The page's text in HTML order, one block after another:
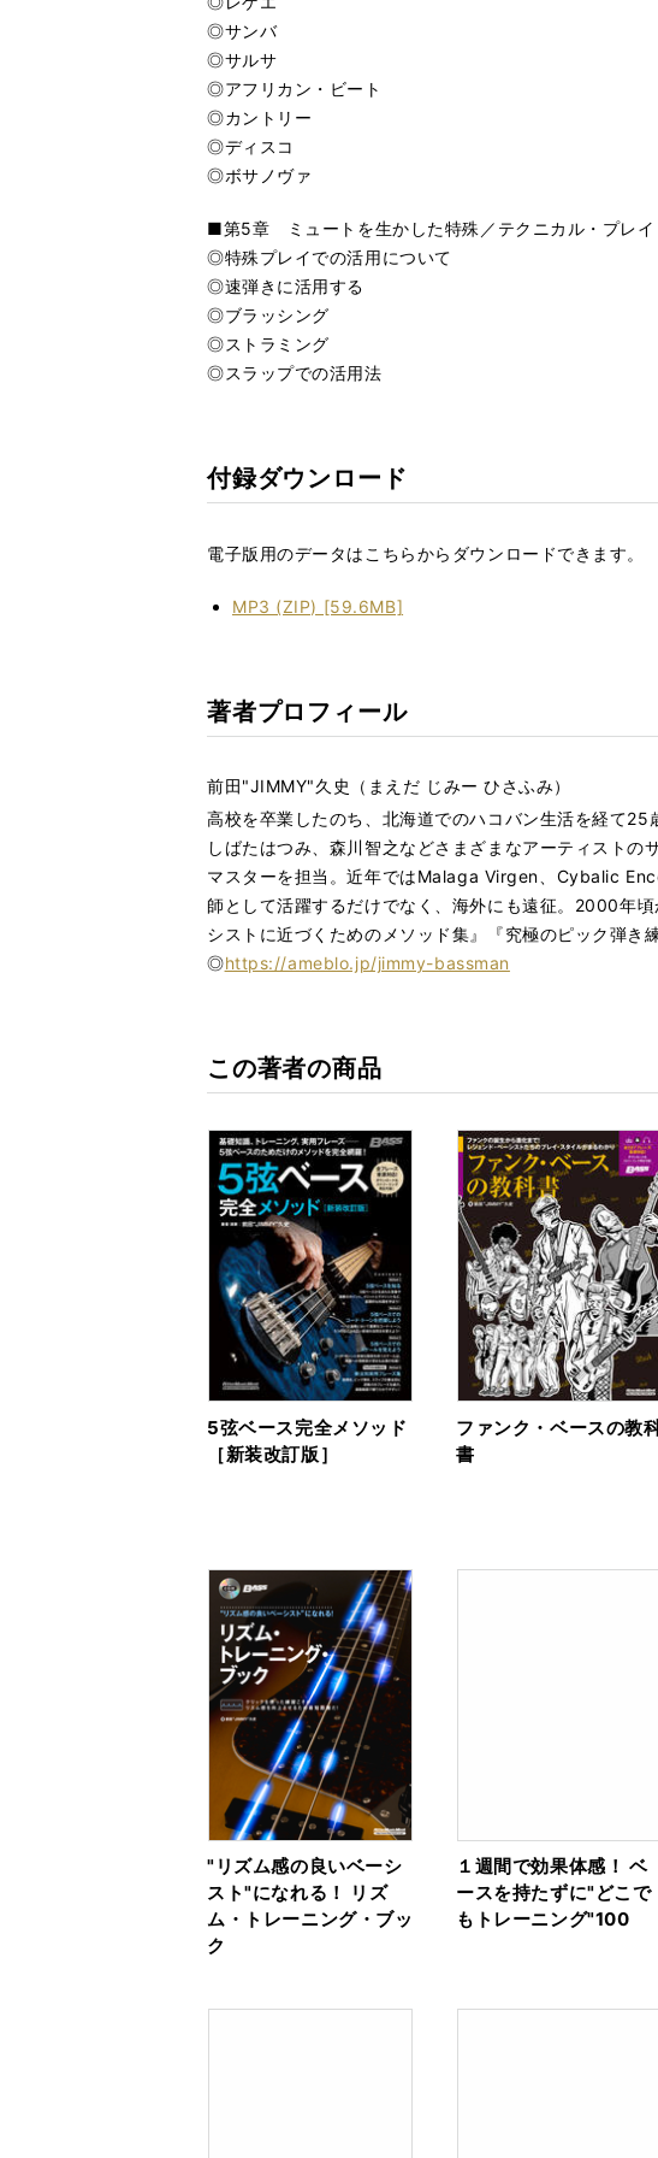
◎サンバ
◎サルサ
◎アフリカン・ビート
◎カントリー
◎ディスコ
◎ボサノヴァ
■第5章 ミュートを生かした特殊／テクニカル・プレイ
◎特殊プレイでの活用について
◎速弾きに活用する
◎ブラッシング
◎ストラミング
◎スラップでの活用法
付録ダウンロード
電子版用のデータはこちらからダウンロードできます。
MP3 (ZIP) [59.6MB]
著者プロフィール
前田"JIMMY"久史（まえだ じみー ひさふみ）
高校を卒業したのち、北海道でのハコバン生活を経て
しばたはつみ、森川智之などさまざまなアーティスト
マスターを担当。近年ではMalaga Virgen、Cybalic
師として活躍するだけでなく、海外にも遠征。2000年
シストに近づくためのメソッド集』『究極のピック弾き
◎https://ameblo.jp/jimmy-bassman
この著者の商品
5弦ベース完全メソッド
［新装改訂版］
ファンク・ベースの教
書
"リズム感の良いベーシ
スト"になれる！ リズ
ム・トレーニング・ブッ
ク
１週間で効果体感！ ベ
ースを持たずに"どこで
もトレーニング"100